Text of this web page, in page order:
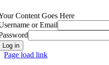
Content Goes Here
or Email
Log in
Page load link